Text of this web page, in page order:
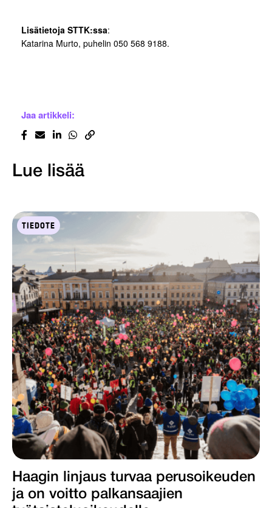
Lisätietoja STTK:ssa:
Katarina Murto, puhelin 050 568 9188.
Jaa artikkeli:
Lue lisää
TIEDOTE
Haagin linjaus turvaa perusoikeuden
ja on voitto palkansaajien